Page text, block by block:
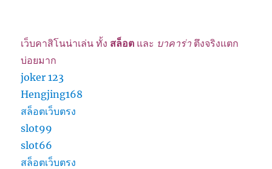
เว็บคาสิโนน่าเล่น ทั้ง สล็อต และ บาคาร่า ตึงจริงแตก
บ่อยมาก
joker 123
Hengjing168
สล็อตเว็บตรง
slot99
slot66
สล็อตเว็บตรง